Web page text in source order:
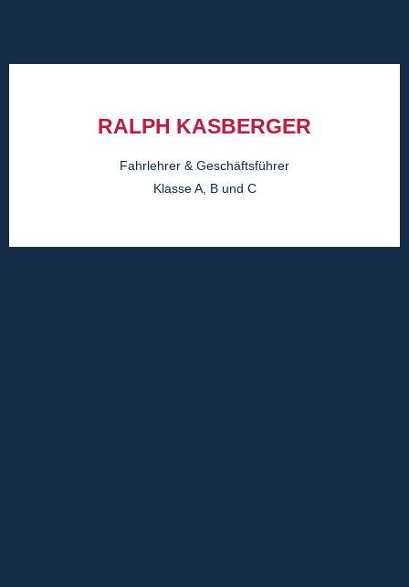
RALPH KASBERGER
Fahrlehrer & Geschäftsführer
Klasse A, B und C